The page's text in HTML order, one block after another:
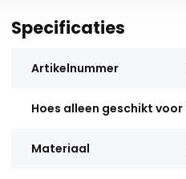
Specificaties
Artikelnummer
Hoes alleen geschikt voor
Materiaal